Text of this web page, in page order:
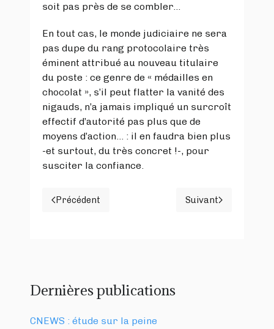
soit pas près de se combler…
En tout cas, le monde judiciaire ne sera
pas dupe du rang protocolaire très
éminent attribué au nouveau titulaire
du poste : ce genre de « médailles en
chocolat », s’il peut flatter la vanité des
nigauds, n’a jamais impliqué un surcroît
effectif d’autorité pas plus que de
moyens d’action… : il en faudra bien plus
-et surtout, du très concret !-, pour
susciter la confiance.
Article précédent : Etude sur la peine
Précédent
Article suivant :
Suivant
Dernières publications
CNEWS : étude sur la peine